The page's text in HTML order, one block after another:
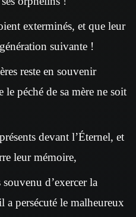
exterminés, et que leur
suivante !
reste en souvenir
le péché de sa mère ne soit
devant l’Éternel, et
leur mémoire,
souvenu d’exercer la
a persécuté le malheureux